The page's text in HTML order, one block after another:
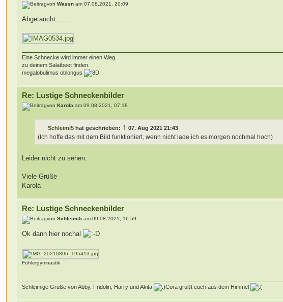
vonWassn am 07.08.2021, 20:09
Abgetaucht.......
Eine Schnecke wird immer einen Weg
zu deinem Salatbeet finden.
megalobulimus oblongus
Re: Lustige Schneckenbilder
vonKarola am 09.08.2021, 07:18
Schleimi5 hat geschrieben: ↑ 07. Aug 2021 21:43
(Ich hoffe das mit dem Bild funktioniert, wenn nicht lade ich es morgen nochmal hoch)
Leider nicht zu sehen.
Viele Grüße
Karola
Re: Lustige Schneckenbilder
vonSchleimi5 am 09.08.2021, 16:59
Ok dann hier nochal
Fühlergymnastik
Schleimige Grüße von Abby, Fridolin, Harry und Akita Cora grüßt euch aus dem Himmel